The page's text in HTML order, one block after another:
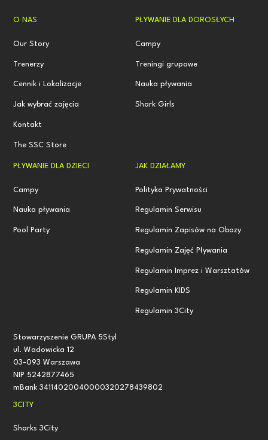
O NAS
Our Story
Trenerzy
Cennik i Lokalizacje
Jak wybrać zajęcia
Kontakt
The SSC Store
PŁYWANIE DLA DOROSŁYCH
Campy
Treningi grupowe
Nauka pływania
Shark Girls
PŁYWANIE DLA DZIECI
Campy
Nauka pływania
Pool Party
JAK DZIAŁAMY
Polityka Prywatności
Regulamin Serwisu
Regulamin Zapisów na Obozy
Regulamin Zajęć Pływania
Regulamin Imprez i Warsztatów
Regulamin KIDS
Regulamin 3City
Stowarzyszenie GRUPA 5Styl
ul. Wadowicka 12
03-093 Warszawa
NIP 5242877465
mBank 34114020040000320278439802
3CITY
Sharks 3City